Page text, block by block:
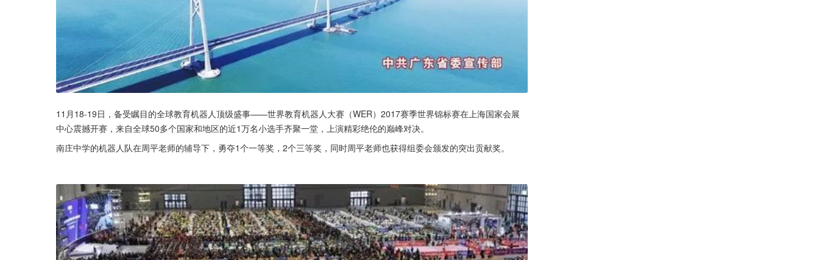
11月18-19日，备受瞩目的全球教育机器人顶级盛事——世界教育机器人大赛（WER）2017赛季世界锦标赛在上海国家会展
中心震撼开赛，来自全球50多个国家和地区的近1万名小选手齐聚一堂，上演精彩绝伦的巅峰对决。
南庄中学的机器人队在周平老师的辅导下，勇夺1个一等奖，2个三等奖，同时周平老师也获得组委会颁发的突出贡献奖。